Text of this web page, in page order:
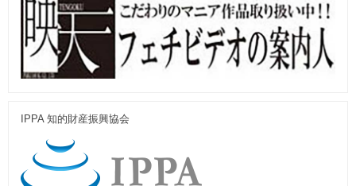
IPPA 知的財産振興協会